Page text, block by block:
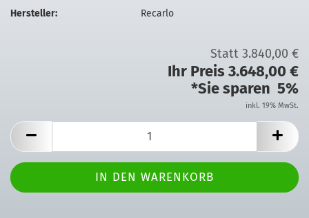
Hersteller: Recarlo
Statt 3.840,00 €
Ihr Preis 3.648,00 €
*Sie sparen 5%
inkl. 19% MwSt.